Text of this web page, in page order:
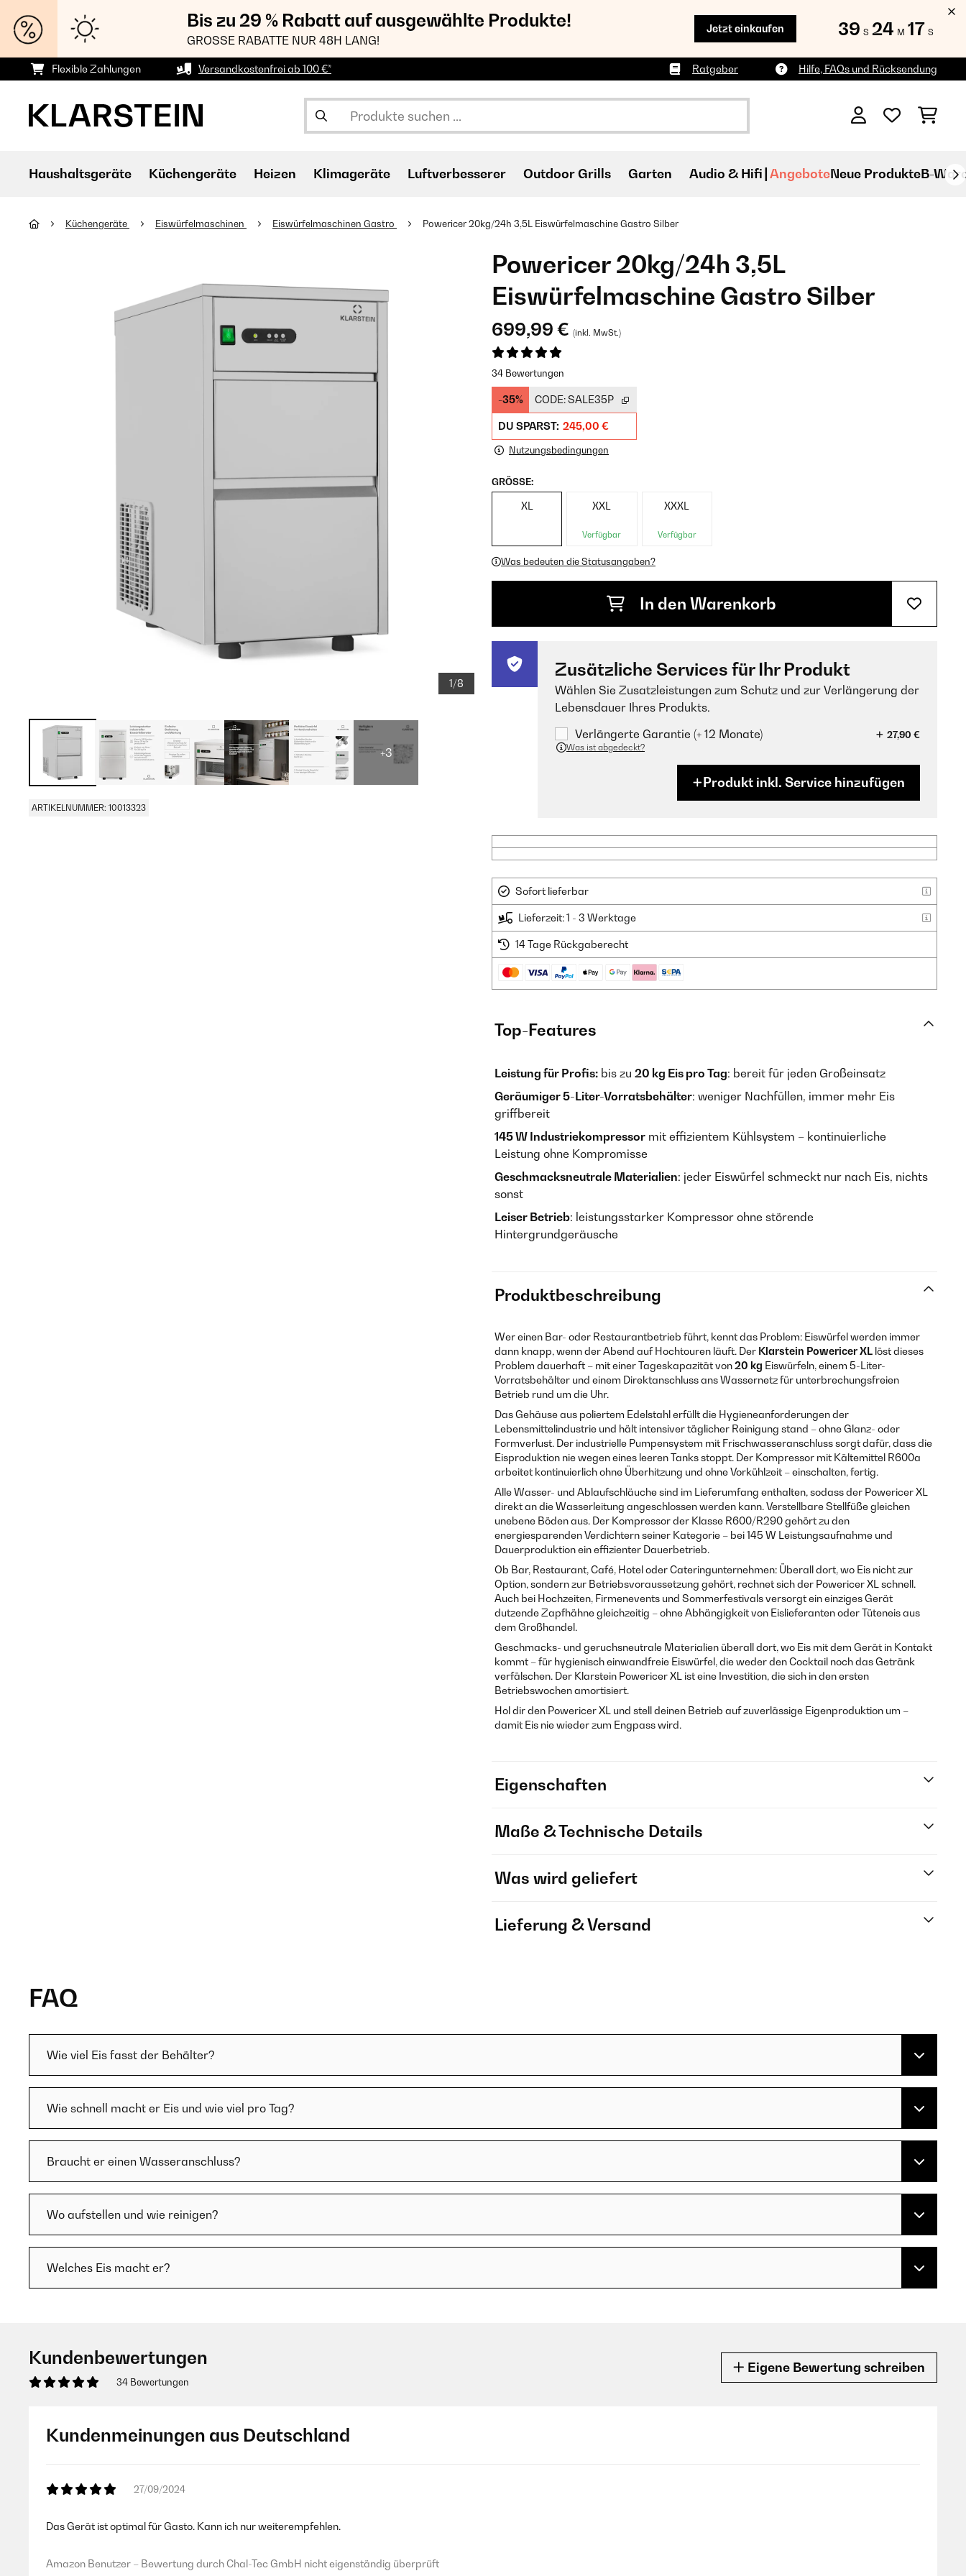
Bis zu 29 % Rabatt auf ausgewählte Produkte!
GROSSE RABATTE NUR 48H LANG!
Jetzt einkaufen 39 S 24 M 15 S
Flexible Zahlungen Versandkostenfrei ab 100 €* Ratgeber Hilfe, FAQs und Rücksendung
Haushaltsgeräte Küchengeräte Heizen Klimageräte Luftverbesserer Outdoor Grills Garten Audio & Hifi AngeboteNeue ProdukteB-
Küchengeräte Eiswürfelmaschinen Eiswürfelmaschinen Gastro Powericer 20kg/24h 3,5L Eiswürfelmaschine Gastro​ Silber
1/8
+3
ARTIKELNUMMER: 10013323
Powericer 20kg/24h 3,5L
Eiswürfelmaschine Gastro​ Silber
699,99 € (inkl. MwSt.)
34 Bewertungen
-35% CODE:SALE35P
DU SPARST: 245,00 €
Nutzungsbedingungen
GRÖSSE:
XL XXL
Verfügbar
XXXL
Verfügbar
Was bedeuten die Statusangaben?
In den Warenkorb
Zusätzliche Services für Ihr Produkt
Wählen Sie Zusatzleistungen zum Schutz und zur Verlängerung der
Lebensdauer Ihres Produkts.
Verlängerte Garantie (+ 12 Monate)
27,90 €
Was ist abgedeckt?
Produkt inkl. Service hinzufügen
Sofort lieferbar
Lieferzeit: 1 - 3 Werktage
14 Tage Rückgaberecht
Top-Features
Leistung für Profis: bis zu 20 kg Eis pro Tag: bereit für jeden Großeinsatz
Geräumiger 5-Liter-Vorratsbehälter: weniger Nachfüllen, immer mehr Eis
griffbereit
145 W Industriekompressor mit effizientem Kühlsystem – kontinuierliche
Leistung ohne Kompromisse
Geschmacksneutrale Materialien: jeder Eiswürfel schmeckt nur nach Eis, nichts
sonst
Leiser Betrieb: leistungsstarker Kompressor ohne störende
Hintergrundgeräusche
Produktbeschreibung
Wer einen Bar- oder Restaurantbetrieb führt, kennt das Problem: Eiswürfel werden immer
dann knapp, wenn der Abend auf Hochtouren läuft. Der Klarstein Powericer XL löst dieses
Problem dauerhaft – mit einer Tageskapazität von20 kg Eiswürfeln, einem 5-Liter-
Vorratsbehälter und einem Direktanschluss ans Wassernetz für unterbrechungsfreien
Betrieb rund um die Uhr.
Das Gehäuse aus poliertem Edelstahl erfüllt die Hygieneanforderungen der
Lebensmittelindustrie und hält intensiver täglicher Reinigung stand – ohne Glanz- oder
Formverlust. Der industrielle Pumpensystem mit Frischwasseranschluss sorgt dafür, dass die
Eisproduktion nie wegen eines leeren Tanks stoppt. Der Kompressor mit Kältemittel R600a
arbeitet kontinuierlich ohne Überhitzung und ohne Vorkühlzeit – einschalten, fertig.
Alle Wasser- und Ablaufschläuche sind im Lieferumfang enthalten, sodass der Powericer XL
direkt an die Wasserleitung angeschlossen werden kann. Verstellbare Stellfüße gleichen
unebene Böden aus. Der Kompressor der Klasse R600/R290 gehört zu den
energiesparenden Verdichtern seiner Kategorie – bei 145 W Leistungsaufnahme und
Dauerproduktion ein effizienter Dauerbetrieb.
Ob Bar, Restaurant, Café, Hotel oder Cateringunternehmen: Überall dort, wo Eis nicht zur
Option, sondern zur Betriebsvoraussetzung gehört, rechnet sich der Powericer XL schnell.
Auch bei Hochzeiten, Firmenevents und Sommerfestivals versorgt ein einziges Gerät
dutzende Zapfhähne gleichzeitig – ohne Abhängigkeit von Eislieferanten oder Tüteneis aus
dem Großhandel.
Geschmacks- und geruchsneutrale Materialien überall dort, wo Eis mit dem Gerät in Kontakt
kommt – für hygienisch einwandfreie Eiswürfel, die weder den Cocktail noch das Getränk
verfälschen. Der Klarstein Powericer XL ist eine Investition, die sich in den ersten
Betriebswochen amortisiert.
Hol dir den Powericer XL und stell deinen Betrieb auf zuverlässige Eigenproduktion um –
damit Eis nie wieder zum Engpass wird.
Eigenschaften
Maße & Technische Details
Was wird geliefert
Lieferung & Versand
FAQ
Wie viel Eis fasst der Behälter?
Wie schnell macht er Eis und wie viel pro Tag?
Braucht er einen Wasseranschluss?
Wo aufstellen und wie reinigen?
Welches Eis macht er?
Kundenbewertungen
34 Bewertungen
Eigene Bewertung schreiben
Kundenmeinungen aus Deutschland
27/09/2024
Das Gerät ist optimal für Gasto. Kann ich nur weiterempfehlen.
Amazon Benutzer – Bewertung durch Chal-Tec GmbH nicht eigenständig überprüft